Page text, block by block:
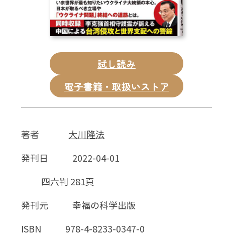
外国語
試し読み
電子書籍・取扱いストア
著者
大川隆法
発刊日
2022-04-01
四六判 281頁
発刊元
幸福の科学出版
ISBN
978-4-8233-0347-0